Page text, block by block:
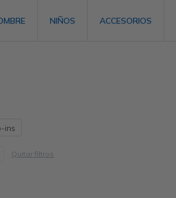
NIÑOS ACCESORIOS
ins
Quitar filtros